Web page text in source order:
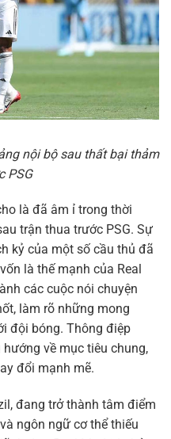
nội bộ sau thất bại thảm
PSG
là đã âm ỉ trong thời
trận thua trước PSG. Sự
kỷ của một số cầu thủ đã
là thế mạnh của Real
các cuộc nói chuyện
làm rõ những mong
đội bóng. Thông điệp
về mục tiêu chung,
đổi mạnh mẽ.
đang trở thành tâm điểm
ngôn ngữ cơ thể thiếu